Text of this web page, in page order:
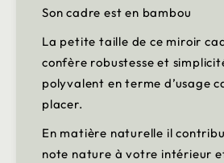
Son cadre est en bambou
La petite taille de ce miroir
confère robustesse et
polyvalent en terme d’usage
placer.
En matière naturelle il
note nature à votre intérieur